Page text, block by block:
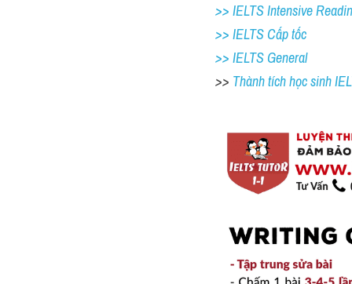
>> IELTS Intensive
>> IELTS Cấp tốc
>> IELTS General
>> Thành tích học sinh